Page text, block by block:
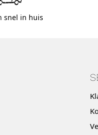
snel in huis